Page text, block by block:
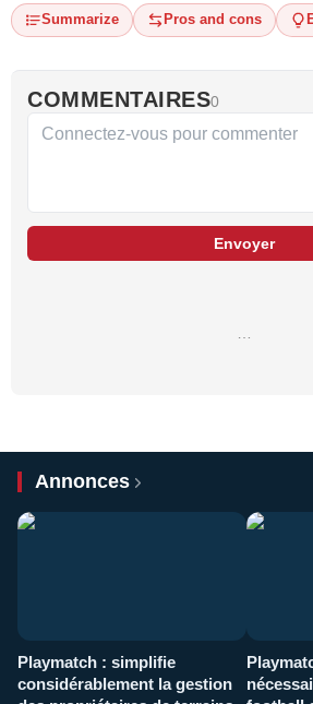
Summarize Pros and cons
COMMENTAIRES0
Envoyer
Annonces
Playmatch : simplifie
considérablement la gestion